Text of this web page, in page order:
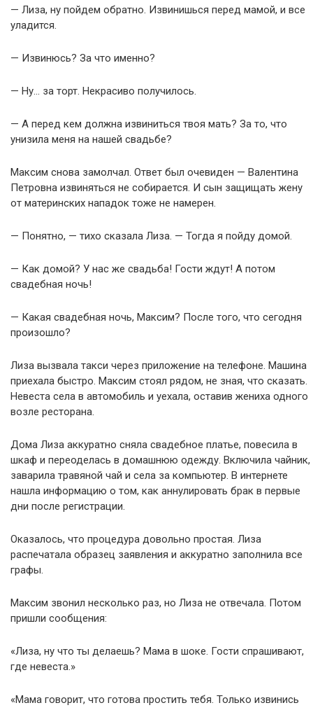
— Лиза, ну пойдем обратно. Извинишься перед мамой, и все
уладится.
— Извинюсь? За что именно?
— Ну… за торт. Некрасиво получилось.
— А перед кем должна извиниться твоя мать? За то, что
унизила меня на нашей свадьбе?
Максим снова замолчал. Ответ был очевиден — Валентина
Петровна извиняться не собирается. И сын защищать жену
от материнских нападок тоже не намерен.
— Понятно, — тихо сказала Лиза. — Тогда я пойду домой.
— Как домой? У нас же свадьба! Гости ждут! А потом
свадебная ночь!
— Какая свадебная ночь, Максим? После того, что сегодня
произошло?
Лиза вызвала такси через приложение на телефоне. Машина
приехала быстро. Максим стоял рядом, не зная, что сказать.
Невеста села в автомобиль и уехала, оставив жениха одного
возле ресторана.
Дома Лиза аккуратно сняла свадебное платье, повесила в
шкаф и переоделась в домашнюю одежду. Включила чайник,
заварила травяной чай и села за компьютер. В интернете
нашла информацию о том, как аннулировать брак в первые
дни после регистрации.
Оказалось, что процедура довольно простая. Лиза
распечатала образец заявления и аккуратно заполнила все
графы.
Максим звонил несколько раз, но Лиза не отвечала. Потом
пришли сообщения:
«Лиза, ну что ты делаешь? Мама в шоке. Гости спрашивают,
где невеста.»
«Мама говорит, что готова простить тебя. Только извинись